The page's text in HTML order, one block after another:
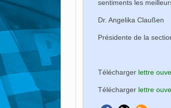
sentiments les
Dr. Angelika Claußen
Présidente de la
Télécharger lettre
Télécharger lettre